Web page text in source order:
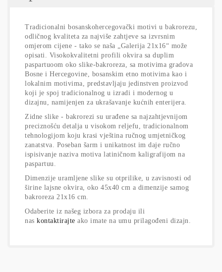
Tradicionalni bosanskohercegovački motivi u bakrorezu,
odličnog kvaliteta za najviše zahtjeve sa izvrsnim
omjerom cijene - tako se naša „Galerija 21x16“ može
opisati. Visokokvalitetni profili okvira sa duplim
paspartuoom oko slike-bakroreza, sa motivima gradova
Bosne i Hercegovine, bosanskim etno motivima kao i
lokalnim motivima, predstavljaju jedinstven proizvod
koji je spoj tradicionalnog u izradi i modernog u
dizajnu, namijenjen za ukrašavanje kućnih enterijera.
Zidne slike - bakrorezi su urađene sa najzahtjevnijom
preciznošću detalja u visokom reljefu, tradicionalnom
tehnologijom koju krasi vještina ručnog umjetničkog
zanatstva. Poseban šarm i unikatnost im daje ručno
ispisivanje naziva motiva latiničnom kaligrafijom na
paspartuu.
Dimenzije uramljene slike su otprilike, u zavisnosti od
širine lajsne okvira, oko 45x40 cm a dimenzije samog
bakroreza 21x16 cm.
Odaberite iz našeg izbora za prodaju ili
nas kontaktirajte ako imate na umu prilagođeni dizajn.